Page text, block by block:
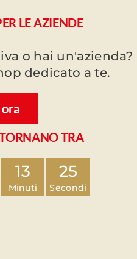
LE AZIENDE
o hai un'azienda?
dedicato a te.
TRA
13
Minuti
24
Secondi